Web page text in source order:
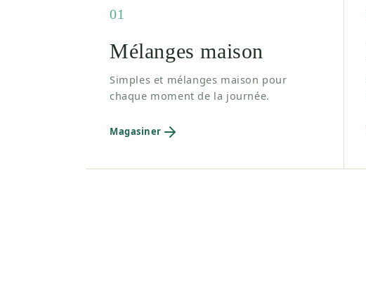
01
Mélanges maison
Simples et mélanges maison pour
chaque moment de la journée.
Magasiner